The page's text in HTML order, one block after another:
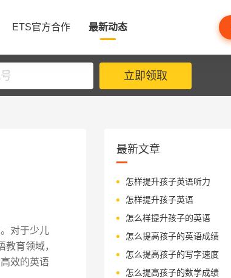
ETS官方合作 最新动态
立即领取
对于少儿
育领域，
效的英语
最新文章
怎样提升孩子英语听力
怎样提升孩子英语
怎么样提升孩子的英语
怎么提高孩子的英语成绩
怎么提高孩子的写字速度
怎么提高孩子的数学成绩